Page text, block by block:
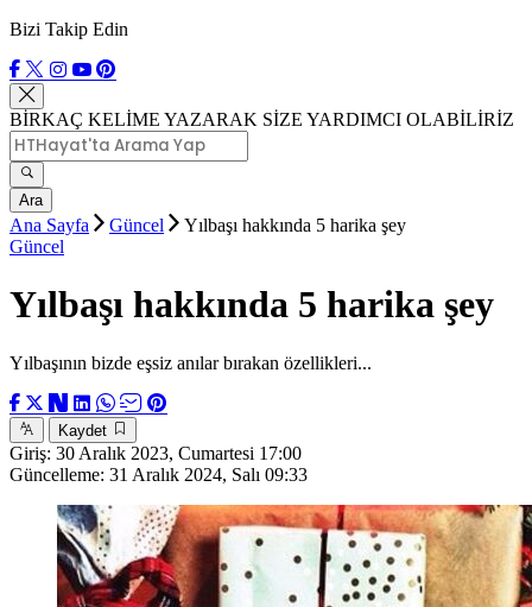
Bizi Takip Edin
BİRKAÇ KELİME YAZARAK SİZE YARDIMCI OLABİLİRİZ
Ara
Ana Sayfa Güncel
Yılbaşı hakkında 5 harika şey
Güncel
Yılbaşı hakkında 5 harika şey
Yılbaşının bizde eşsiz anılar bırakan özellikleri...
Kaydet
Giriş: 30 Aralık 2023, Cumartesi 17:00
Güncelleme: 31 Aralık 2024, Salı 09:33